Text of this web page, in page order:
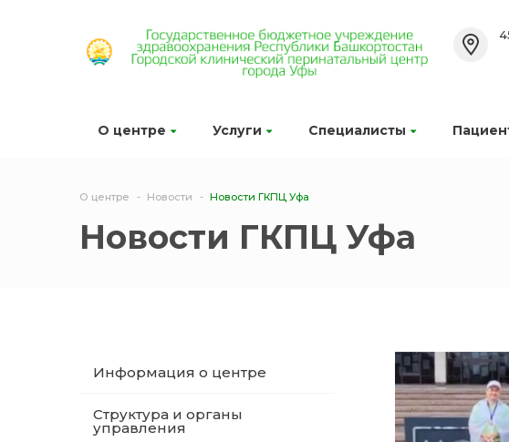
О центре Услуги Специалисты
О центре Новости Новости ГКПЦ Уфа
Новости ГКПЦ Уфа
Информация о центре
Структура и органы
управления